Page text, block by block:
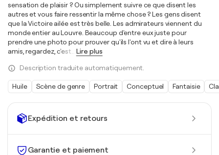
Expédition et retours
Garantie et paiement
sensation de plaisir ? Ou simplement suivre ce que disent les
autres et vous faire ressentir la même chose ? Les gens disent
que la Victoire ailée est très belle. Les admirateurs viennent du
monde entier au Louvre. Beaucoup d'entre eux juste pour
prendre une photo pour prouver qu'ils l'ont vu et dire à leurs
amis, regardez, c'est
Lire plus
Description traduite automatiquement.
Huile Scène de genre Portrait Conceptuel Fantaisie